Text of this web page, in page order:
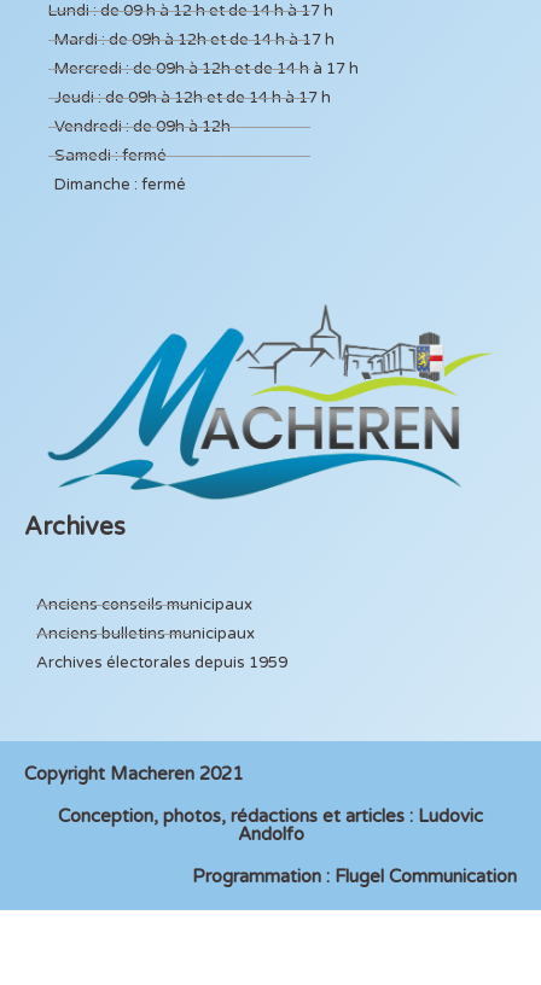
Lundi : de 09 h à 12 h et de 14 h à 17 h
Mardi : de 09h à 12h et de 14 h à 17 h
Mercredi : de 09h à 12h et de 14 h à 17 h
Jeudi : de 09h à 12h et de 14 h à 17 h
Vendredi : de 09h à 12h
Samedi : fermé
Dimanche : fermé
Archives
Anciens conseils municipaux
Anciens bulletins municipaux
Archives électorales depuis 1959
Copyright Macheren 2021
Conception, photos, rédactions et articles : Ludovic
Andolfo
Programmation : Flugel Communication